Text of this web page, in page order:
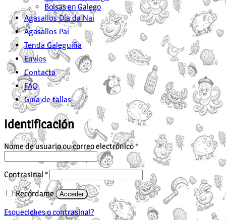
Bolsas en Galego
Agasallos Día da Nai
Agasallos Pai
Tenda Galeguiña
Envíos
Contacta
FAQ
Guía de tallas
Identificación
Nome de usuario ou correo electrónico*Obrigatorio
Contrasinal*Obrigatorio
Recórdame Acceder
Esqueciches o contrasinal?